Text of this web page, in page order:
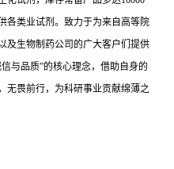
各类业试剂。致力于为来自高等院
及生物制药公司的广大客户们提供
与品质”的核心理念，借助自身的
无畏前行，为科研事业贡献绵薄之